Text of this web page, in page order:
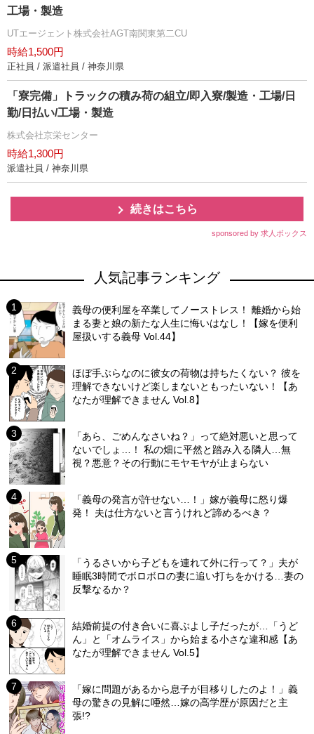
工場・製造
UTエージェント株式会社AGT南関東第二CU
時給1,500円
正社員 / 派遣社員 / 神奈川県
「寮完備」トラックの積み荷の組立/即入寮/製造・工場/日
勤/日払い/工場・製造
株式会社京栄センター
時給1,300円
派遣社員 / 神奈川県
続きはこちら
sponsored by 求人ボックス
人気記事ランキング
義母の便利屋を卒業してノーストレス！ 離婚から始
まる妻と娘の新たな人生に悔いはなし！【嫁を便利
屋扱いする義母 Vol.44】
ほぼ手ぶらなのに彼女の荷物は持ちたくない？ 彼を
理解できないけど楽しまないともったいない！【あ
なたが理解できません Vol.8】
「あら、ごめんなさいね？」って絶対悪いと思って
ないでしょ…！ 私の畑に平然と踏み入る隣人…無
視？悪意？その行動にモヤモヤが止まらない
「義母の発言が許せない…！」嫁が義母に怒り爆
発！ 夫は仕方ないと言うけれど諦めるべき？
「うるさいから子どもを連れて外に行って？」夫が
睡眠3時間でボロボロの妻に追い打ちをかける…妻の
反撃なるか？
結婚前提の付き合いに喜ぶよし子だったが…「うど
ん」と「オムライス」から始まる小さな違和感【あ
なたが理解できません Vol.5】
「嫁に問題があるから息子が目移りしたのよ！」義
母の驚きの見解に唖然…嫁の高学歴が原因だと主
張!?